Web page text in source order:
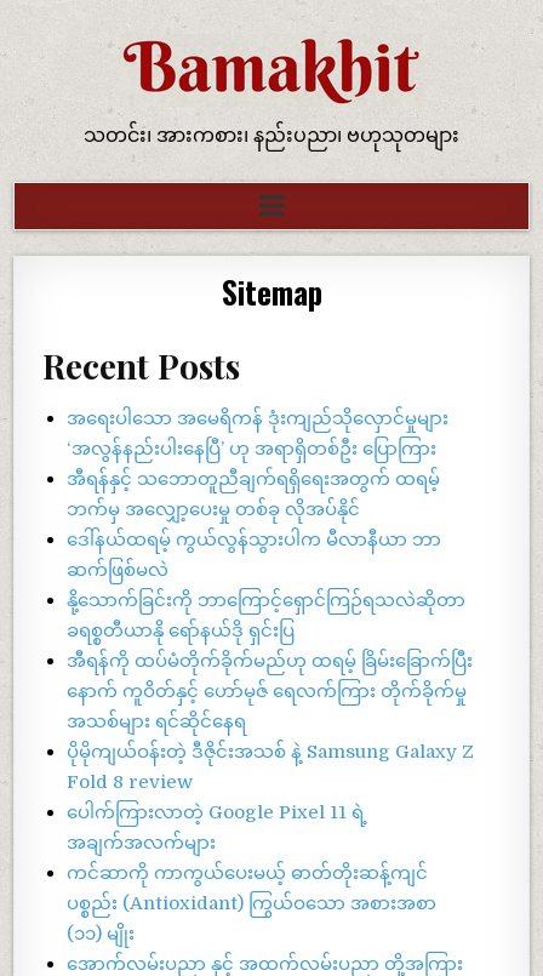
သတင်း၊ အားကစား၊ နည်းပညာ၊ ဗဟုသုတများ
Sitemap
Recent Posts
အရေးပါသော အမေရိကန် ဒုံးကျည်သိုလှောင်မှုများ
‘အလွန်နည်းပါးနေပြီ’ ဟု အရာရှိတစ်ဦး ပြောကြား
အီရန်နှင့် သဘောတူညီချက်ရရှိရေးအတွက် ထရမ့်
ဘက်မှ အလျှော့ပေးမှု တစ်ခု လိုအပ်နိုင်
ဒေါ်နယ်ထရမ့် ကွယ်လွန်သွားပါက မီလာနီယာ ဘာ
ဆက်ဖြစ်မလဲ
နို့သောက်ခြင်းကို ဘာကြောင့်ရှောင်ကြဉ်ရသလဲဆိုတာ
ခရစ္စတီယာနို ရော်နယ်ဒို ရှင်းပြ
အီရန်ကို ထပ်မံတိုက်ခိုက်မည်ဟု ထရမ့် ခြိမ်းခြောက်ပြီး
နောက် ကူဝိတ်နှင့် ဟော်မုဇ် ရေလက်ကြား တိုက်ခိုက်မှု
အသစ်များ ရင်ဆိုင်နေရ
ပိုမိုကျယ်ဝန်းတဲ့ ဒီဇိုင်းအသစ် နဲ့ Samsung Galaxy Z
Fold 8 review
ပေါက်ကြားလာတဲ့ Google Pixel 11 ရဲ့
အချက်အလက်များ
ကင်ဆာကို ကာကွယ်ပေးမယ့် ဓာတ်တိုးဆန့်ကျင်
ပစ္စည်း (Antioxidant) ကြွယ်ဝသော အစားအစာ
(၁၁) မျိုး
အောက်လမ်းပညာ နှင့် အထက်လမ်းပညာ တို့အကြား